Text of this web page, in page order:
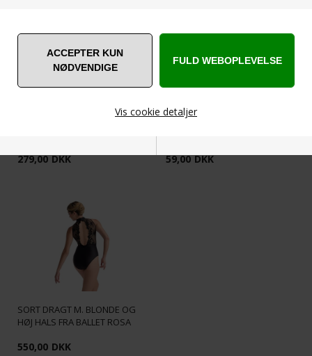
Vis cookie detaljer
Nødvendige Markedsføring
Funktionelle
279,00 DKK
SORTE RIBSTRIKKET
59,00 DKK
SORT DRAGT M. BLONDE OG
HØJ HALS FRA BALLET ROSA
550,00 DKK